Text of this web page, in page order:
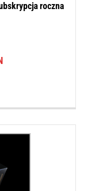
roczna